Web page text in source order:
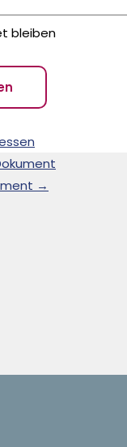
bleiben
→